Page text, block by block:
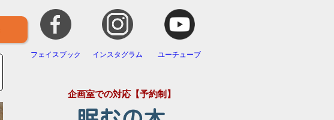
フェイスブック インスタグラム ユーチューブ
企画室での対応【予約制】